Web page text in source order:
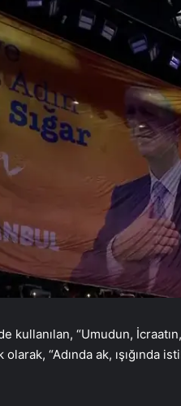
“Umudun,
“Adında ak, ışığında